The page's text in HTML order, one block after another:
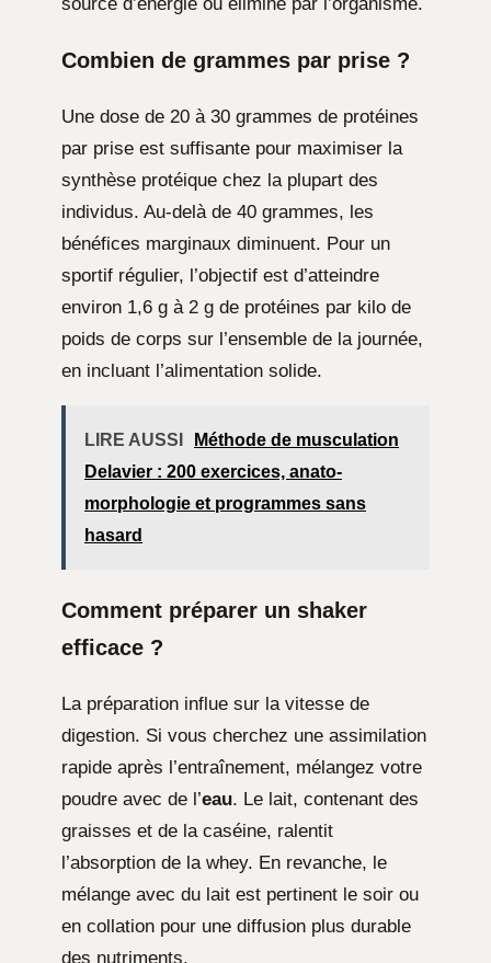
Combien de grammes par prise ?
Une dose de 20 à 30 grammes de protéines
par prise est suffisante pour maximiser la
synthèse protéique chez la plupart des
individus. Au-delà de 40 grammes, les
bénéfices marginaux diminuent. Pour un
sportif régulier, l’objectif est d’atteindre
environ 1,6 g à 2 g de protéines par kilo de
poids de corps sur l’ensemble de la journée,
en incluant l’alimentation solide.
LIRE AUSSI
Méthode de musculation
Delavier : 200 exercices, anato-
morphologie et programmes sans
hasard
Comment préparer un shaker
efficace ?
La préparation influe sur la vitesse de
digestion. Si vous cherchez une assimilation
rapide après l’entraînement, mélangez votre
poudre avec de l’eau. Le lait, contenant des
graisses et de la caséine, ralentit
l’absorption de la whey. En revanche, le
mélange avec du lait est pertinent le soir ou
en collation pour une diffusion plus durable
des nutriments.